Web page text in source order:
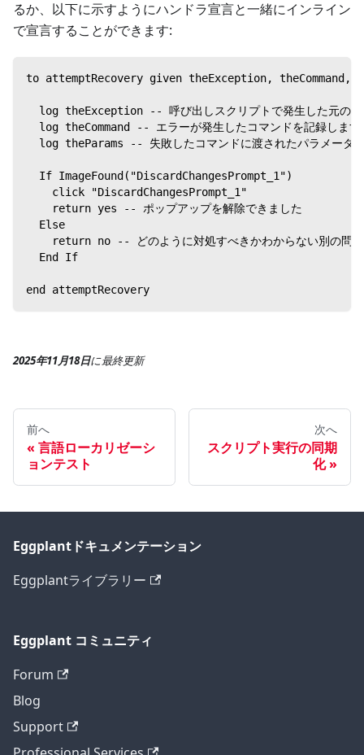
るか、以下に示すようにハンドラ宣言と一緒にインライン
で宣言することができます:
to attemptRecovery given theException, theCommand,
log theException -- 呼び出しスクリプトで発生した元の例
  log theCommand -- エラーが発生したコマンドを記録します
log theParams -- 失敗したコマンドに渡されたパラメータ
  If ImageFound("DiscardChangesPrompt_1")
    click "DiscardChangesPrompt_1"
    return yes -- ポップアップを解除できました
  Else
return no -- どのように対処すべきかわからない別の問
  End If
end attemptRecovery
2025年11月18日に最終更新
前へ
言語ローカリゼーシ
ョンテスト
次へ
スクリプト実行の同期
化
Eggplantドキュメンテーション
Eggplantライブラリー
Eggplant コミュニティ
Forum
Blog
Support